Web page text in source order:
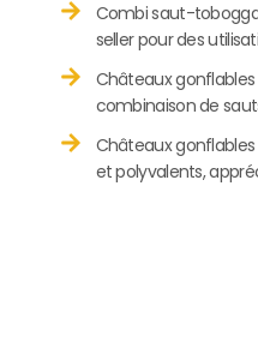
Combi saut-
seller pour des
Châteaux
combinaison de
Châteaux
et polyvalents,